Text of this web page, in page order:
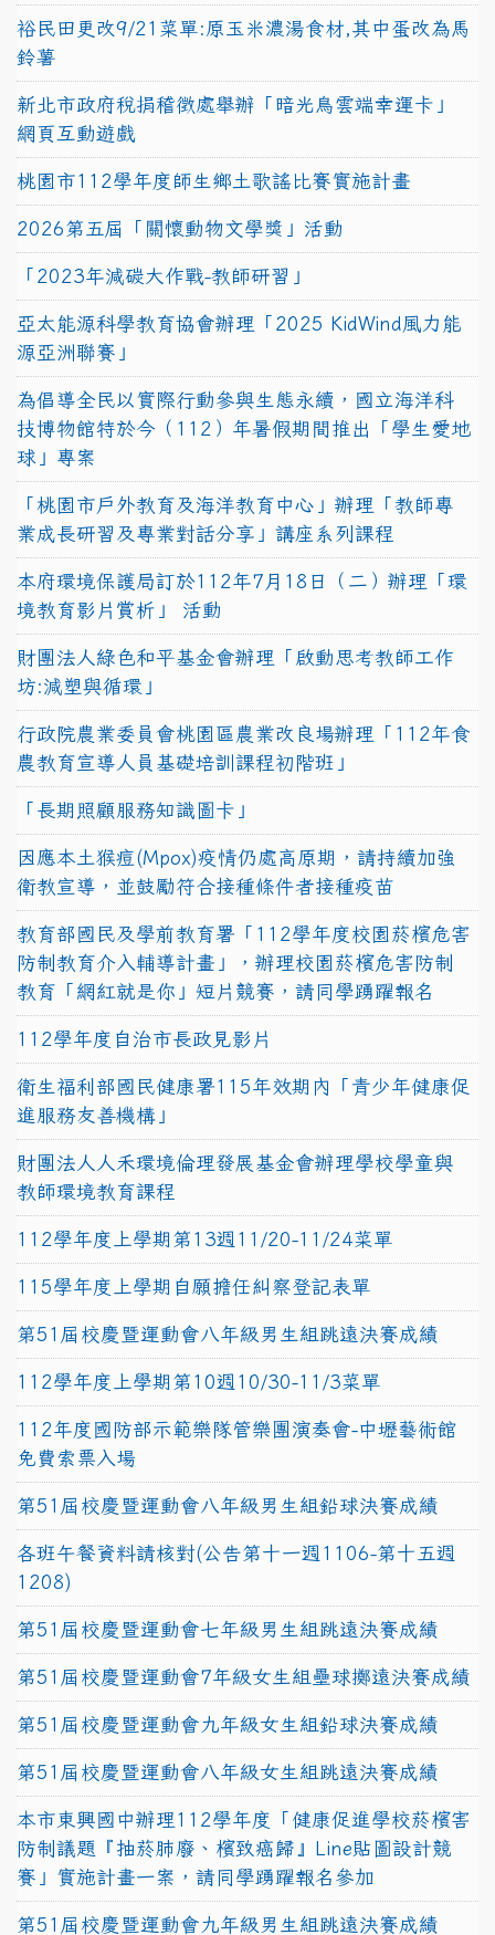
裕民田更改9/21菜單:原玉米濃湯食材,其中蛋改為馬
鈴薯
新北市政府稅捐稽徵處舉辦「暗光鳥雲端幸運卡」
網頁互動遊戲
桃園市112學年度師生鄉土歌謠比賽實施計畫
2026第五屆「關懷動物文學獎」活動
「2023年減碳大作戰-教師研習」
亞太能源科學教育協會辦理「2025 KidWind風力能
源亞洲聯賽」
為倡導全民以實際行動參與生態永續，國立海洋科
技博物館特於今（112）年暑假期間推出「學生愛地
球」專案
「桃園市戶外教育及海洋教育中心」辦理「教師專
業成長研習及專業對話分享」講座系列課程
本府環境保護局訂於112年7月18日（二）辦理「環
境教育影片賞析」 活動
財團法人綠色和平基金會辦理「啟動思考教師工作
坊:減塑與循環」
行政院農業委員會桃園區農業改良場辦理「112年食
農教育宣導人員基礎培訓課程初階班」
「長期照顧服務知識圖卡」
因應本土猴痘(Mpox)疫情仍處高原期，請持續加強
衛教宣導，並鼓勵符合接種條件者接種疫苗
教育部國民及學前教育署「112學年度校園菸檳危害
防制教育介入輔導計畫」，辦理校園菸檳危害防制
教育「網紅就是你」短片競賽，請同學踴躍報名
112學年度自治市長政見影片
衛生福利部國民健康署115年效期內「青少年健康促
進服務友善機構」
財團法人人禾環境倫理發展基金會辦理學校學童與
教師環境教育課程
112學年度上學期第13週11/20-11/24菜單
115學年度上學期自願擔任糾察登記表單
第51屆校慶暨運動會八年級男生組跳遠決賽成績
112學年度上學期第10週10/30-11/3菜單
112年度國防部示範樂隊管樂團演奏會-中壢藝術館
免費索票入場
第51屆校慶暨運動會八年級男生組鉛球決賽成績
各班午餐資料請核對(公告第十一週1106-第十五週
1208)
第51屆校慶暨運動會七年級男生組跳遠決賽成績
第51屆校慶暨運動會7年級女生組壘球擲遠決賽成績
第51屆校慶暨運動會九年級女生組鉛球決賽成績
第51屆校慶暨運動會八年級女生組跳遠決賽成績
本市東興國中辦理112學年度「健康促進學校菸檳害
防制議題『抽菸肺廢、檳致癌歸』Line貼圖設計競
賽」實施計畫一案，請同學踴躍報名參加
第51屆校慶暨運動會九年級男生組跳遠決賽成績